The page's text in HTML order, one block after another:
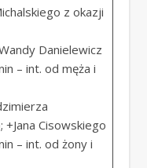
z okazji
Danielewicz
– int. od męża i
+Jana Cisowskiego
– int. od żony i